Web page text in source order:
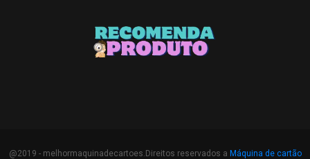
@2019 - melhormaquinadecartoes.Direitos reservados a Máquina de cartão